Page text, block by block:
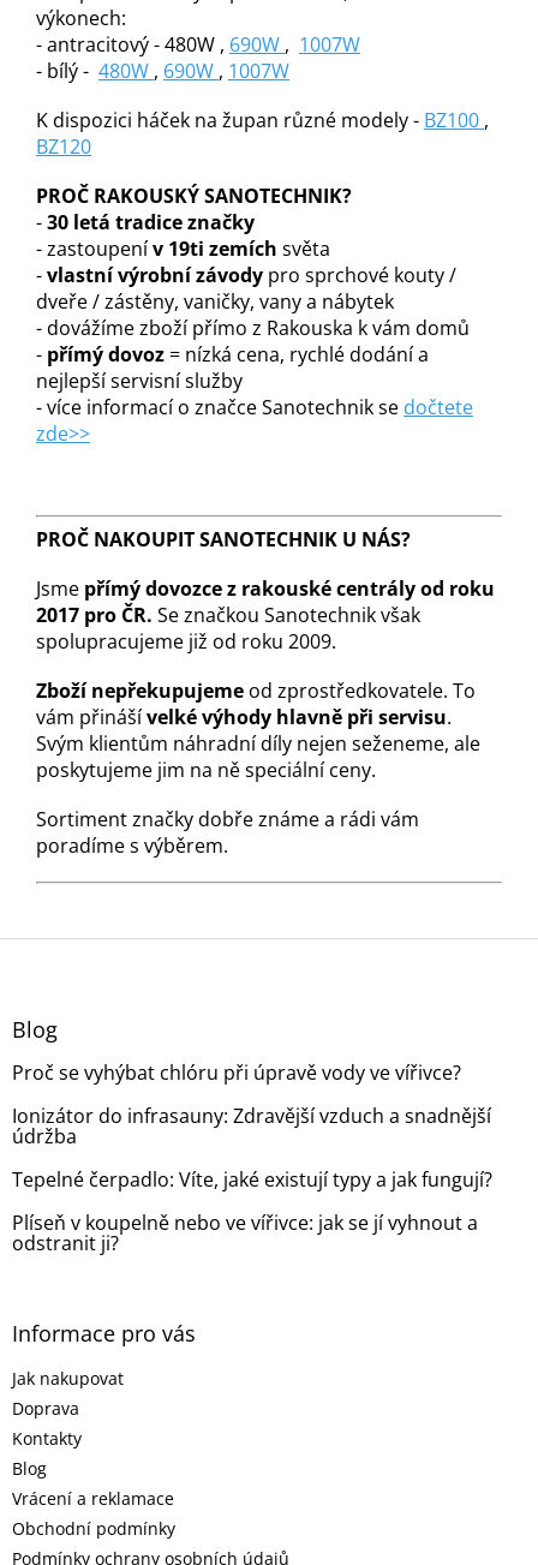
výkonech:
- antracitový - 480W , 690W , 1007W
- bílý - 480W , 690W , 1007W
K dispozici háček na župan různé modely - BZ100 ,
BZ120
PROČ RAKOUSKÝ SANOTECHNIK?
-30 letá tradice značky
- zastoupenív 19ti zemích světa
-vlastní výrobní závody pro sprchové kouty /
dveře / zástěny, vaničky, vany a nábytek
- dovážíme zboží přímo z Rakouska k vám domů
- přímý dovoz= nízká cena, rychlé dodání a
nejlepší servisní služby
- více informací o značce Sanotechnik se dočtete
zde>>
PROČ NAKOUPIT SANOTECHNIK U NÁS?
Jsme přímý dovozce z rakouské centrály od roku
2017 pro ČR. Se značkou Sanotechnik však
spolupracujeme již od roku 2009.
Zboží nepřekupujeme od zprostředkovatele. To
vám přinášívelké výhody hlavně při servisu.
Svým klientům náhradní díly nejen seženeme, ale
poskytujeme jim na ně speciální ceny.
Sortiment značky dobře známe a rádi vám
poradíme s výběrem.
Z
Blog
Proč se vyhýbat chlóru při úpravě vody ve vířivce?
Ionizátor do infrasauny: Zdravější vzduch a snadnější
údržba
Tepelné čerpadlo: Víte, jaké existují typy a jak fungují?
Plíseň v koupelně nebo ve vířivce: jak se jí vyhnout a
odstranit ji?
Informace pro vás
Jak nakupovat
Doprava
Kontakty
Blog
Vrácení a reklamace
Obchodní podmínky
Podmínky ochrany osobních údajů